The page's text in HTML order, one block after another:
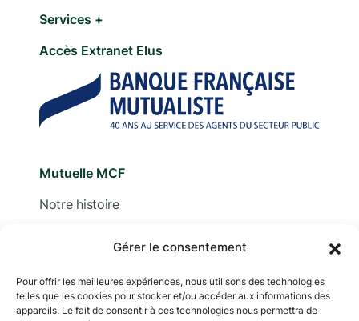
Gérer le consentement
Pour offrir les meilleures expériences, nous utilisons des technologies
telles que les cookies pour stocker et/ou accéder aux informations des
appareils. Le fait de consentir à ces technologies nous permettra de
Services +
Accès Extranet Elus
Mutuelle MCF
Notre histoire
Adhérer